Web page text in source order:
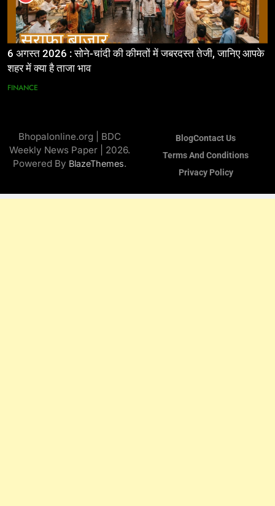
6 अगस्त 2026 : सोने-चांदी की कीमतों में जबरदस्त तेजी, जानिए आपके
शहर में क्या है ताजा भाव
FINANCE
Bhopalonline.org | BDC
Weekly News Paper | 2026.
Powered By BlazeThemes.
BlogContact Us
Terms And Conditions
Privacy Policy